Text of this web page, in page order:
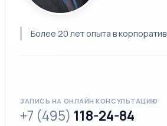
Более 20 лет опыта в
ЗАПИСЬ НА ОНЛАЙН КОНСУЛЬТАЦИЮ
+7 (495) 118-24-84